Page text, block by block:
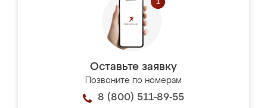
Оставьте заявку
Позвоните по номерам
8 (800) 511-89-55